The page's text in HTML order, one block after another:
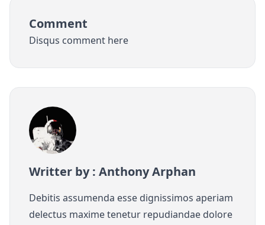
Comment
Disqus comment here
Writter by : Anthony Arphan
Debitis assumenda esse dignissimos aperiam
delectus maxime tenetur repudiandae dolore